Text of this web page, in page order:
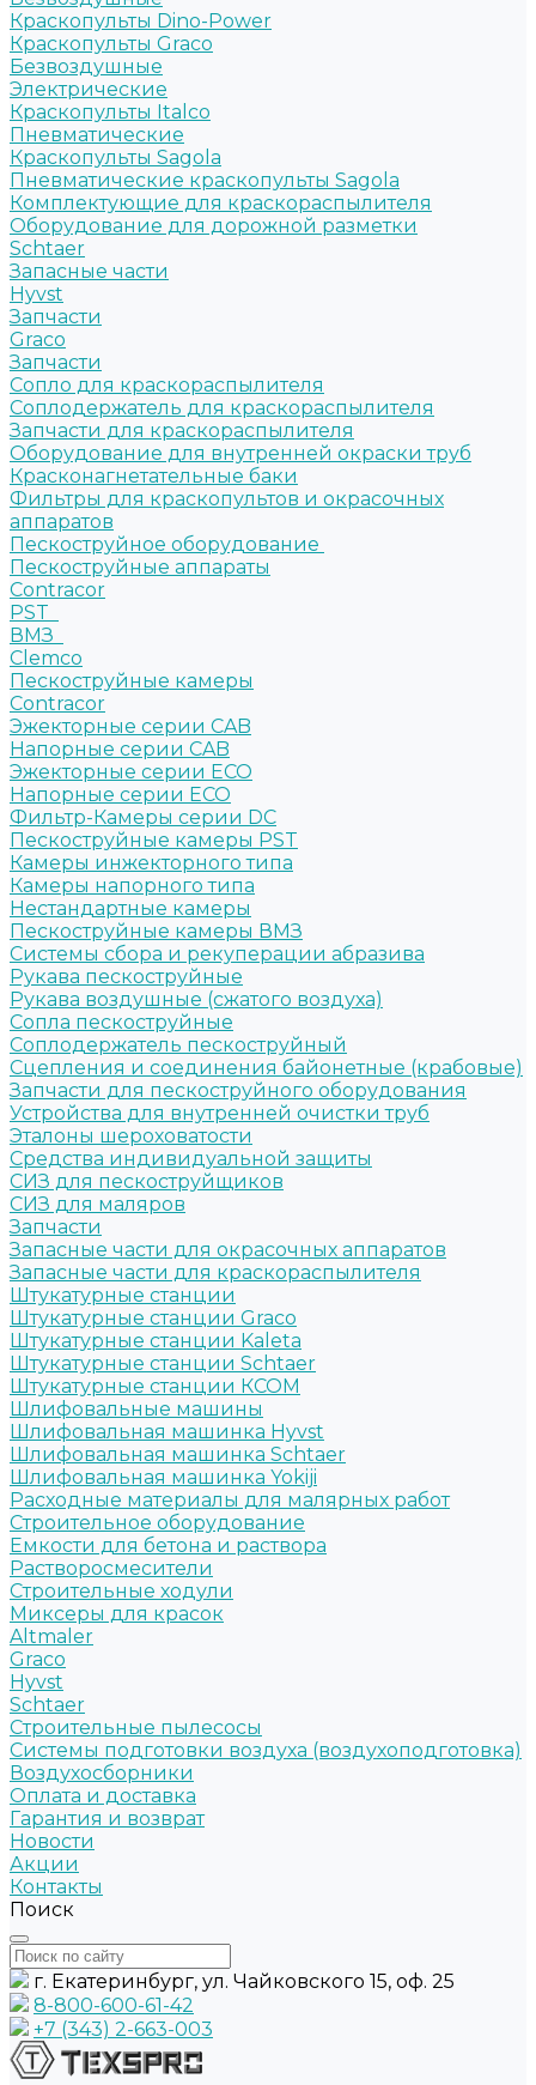
Краскопульты Dino-Power
Краскопульты Graco
Безвоздушные
Электрические
Краскопульты Italco
Пневматические
Краскопульты Sagola
Пневматические краскопульты Sagola
Комплектующие для краскораспылителя
Оборудование для дорожной разметки
Schtaer
Запасные части
Hyvst
Запчасти
Graco
Запчасти
Сопло для краскораспылителя
Соплодержатель для краскораспылителя
Запчасти для краскораспылителя
Оборудование для внутренней окраски труб
Красконагнетательные баки
Фильтры для краскопультов и окрасочных
аппаратов
Пескоструйное оборудование
Пескоструйные аппараты
Contracor
PST
ВМЗ
Clemco
Пескоструйные камеры
Contracor
Эжекторные серии CAB
Напорные серии CAB
Эжекторные серии ECO
Напорные серии ECO
Фильтр-Камеры серии DC
Пескоструйные камеры PST
Камеры инжекторного типа
Камеры напорного типа
Нестандартные камеры
Пескоструйные камеры ВМЗ
Системы сбора и рекуперации абразива
Рукава пескоструйные
Рукава воздушные (сжатого воздуха)
Сопла пескоструйные
Соплодержатель пескоструйный
Сцепления и соединения байонетные (крабовые)
Запчасти для пескоструйного оборудования
Устройства для внутренней очистки труб
Эталоны шероховатости
Средства индивидуальной защиты
СИЗ для пескоструйщиков
СИЗ для маляров
Запчасти
Запасные части для окрасочных аппаратов
Запасные части для краскораспылителя
Штукатурные станции
Штукатурные станции Graco
Штукатурные станции Kaleta
Штукатурные станции Schtaer
Штукатурные станции КСОМ
Шлифовальные машины
Шлифовальная машинка Hyvst
Шлифовальная машинка Schtaer
Шлифовальная машинка Yokiji
Расходные материалы для малярных работ
Строительное оборудование
Емкости для бетона и раствора
Растворосмесители
Строительные ходули
Миксеры для красок
Altmaler
Graco
Hyvst
Schtaer
Строительные пылесосы
Системы подготовки воздуха (воздухоподготовка)
Воздухосборники
Оплата и доставка
Гарантия и возврат
Новости
Акции
Контакты
Поиск
г. Екатеринбург, ул. Чайковского 15, оф. 25
8-800-600-61-42
+7 (343) 2-663-003